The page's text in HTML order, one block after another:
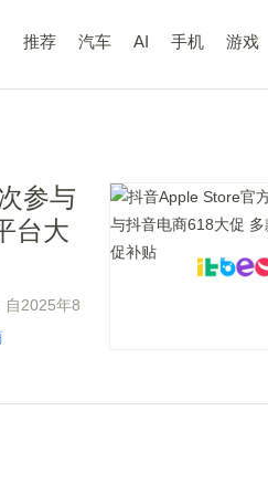
推荐 汽车 AI 手机 游戏
参与
台大
自2025年8
参与平台